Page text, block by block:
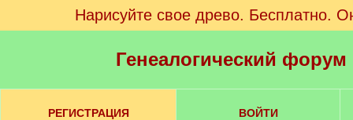
Нарисуйте свое древо. Бесплатно.
Генеалогический
РЕГИСТРАЦИЯ ВОЙТИ